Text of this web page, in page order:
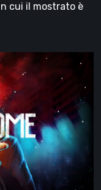
cui il mostrato è